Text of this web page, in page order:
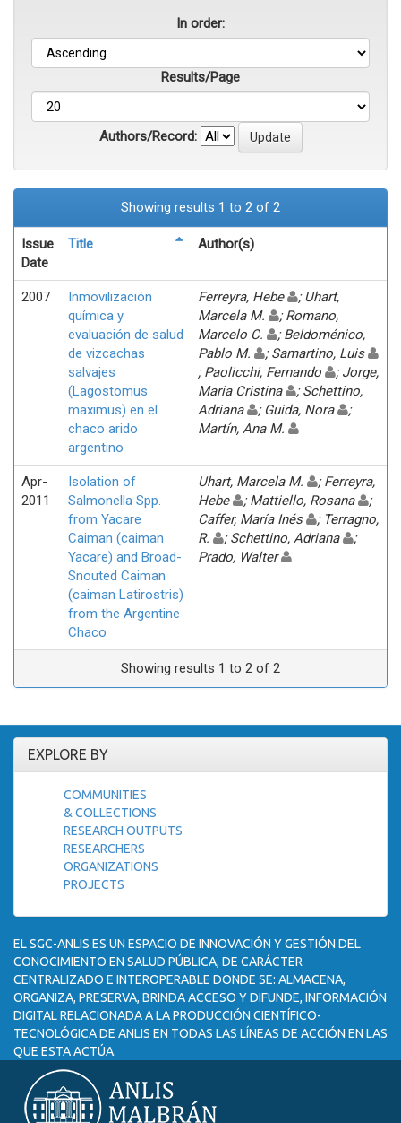
In order:
Results/Page
Authors/Record:
Showing results 1 to 2 of 2
Issue
Date
Title Author(s)
2007
Inmovilización
química y
evaluación de salud
de vizcachas
salvajes
(Lagostomus
maximus) en el
chaco arido
argentino
Ferreyra, Hebe
; Uhart,
Marcela M.
; Romano,
Marcelo C.
; Beldoménico,
Pablo M.
; Samartino, Luis
; Paolicchi, Fernando
; Jorge,
Maria Cristina
; Schettino,
Adriana
; Guida, Nora
;
Martín, Ana M.
Apr-
2011
Isolation of
Salmonella Spp.
from Yacare
Caiman (caiman
Yacare) and Broad-
Snouted Caiman
(caiman Latirostris)
from the Argentine
Chaco
Uhart, Marcela M.
; Ferreyra,
Hebe
; Mattiello, Rosana
;
Caffer, María Inés
; Terragno,
R.
; Schettino, Adriana
;
Prado, Walter
Showing results 1 to 2 of 2
EXPLORE BY
COMMUNITIES
& COLLECTIONS
RESEARCH OUTPUTS
RESEARCHERS
ORGANIZATIONS
PROJECTS
EL SGC-ANLIS ES UN ESPACIO DE INNOVACIÓN Y GESTIÓN DEL
CONOCIMIENTO EN SALUD PÚBLICA, DE CARÁCTER
CENTRALIZADO E INTEROPERABLE DONDE SE: ALMACENA,
ORGANIZA, PRESERVA, BRINDA ACCESO Y DIFUNDE, INFORMACIÓN
DIGITAL RELACIONADA A LA PRODUCCIÓN CIENTÍFICO-
TECNOLÓGICA DE ANLIS EN TODAS LAS LÍNEAS DE ACCIÓN EN LAS
QUE ESTA ACTÚA.